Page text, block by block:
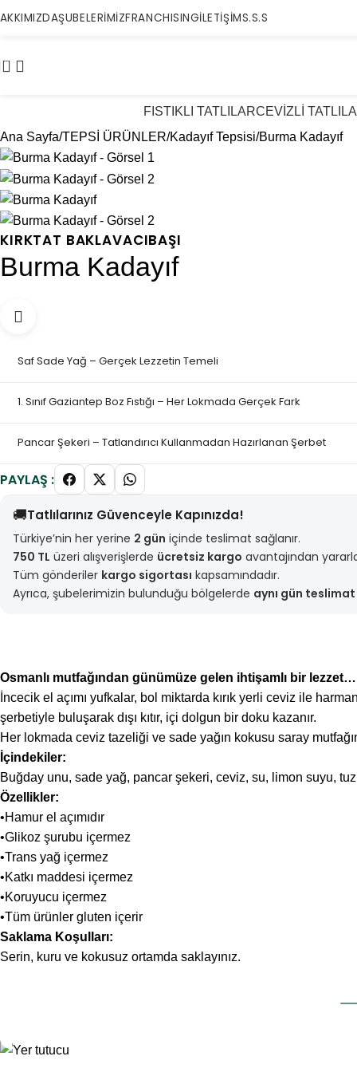
ŞUBELERİMİZFRANCHISINGİLETİŞİMS.S.S
0
FISTIKLI TATLILARCEVİZLİ
Ana Sayfa TEPSİ ÜRÜNLER Kadayıf Tepsisi Burma Kadayıf
KIRKTAT BAKLAVACIBAŞI
Burma Kadayıf
Saf Sade Yağ – Gerçek Lezzetin Temeli
1. Sınıf Gaziantep Boz Fıstığı – Her Lokmada Gerçek Fark
Pancar Şekeri – Tatlandırıcı Kullanmadan Hazırlanan Şerbet
PAYLAŞ :
🚚Tatlılarınız Güvenceyle Kapınızda!
Türkiye’nin her yerine 2 gün içinde teslimat sağlanır.
750 TL üzeri alışverişlerde ücretsiz kargo avantajından
Tüm gönderiler kargo sigortası kapsamındadır.
Ayrıca, şubelerimizin bulunduğu bölgelerde aynı gün teslimat
Osmanlı mutfağından günümüze gelen ihtişamlı bir lezzet…
İncecik el açımı yufkalar, bol miktarda kırık yerli ceviz ile
şerbetiyle buluşarak dışı kıtır, içi dolgun bir doku kazanır.
Her lokmada ceviz tazeliği ve sade yağın kokusu saray
İçindekiler:
Buğday unu, sade yağ, pancar şekeri, ceviz, su, limon suyu,
Özellikler:
•Hamur el açımıdır
•Glikoz şurubu içermez
•Trans yağ içermez
•Katkı maddesi içermez
•Koruyucu içermez
•Tüm ürünler gluten içerir
Saklama Koşulları:
Serin, kuru ve kokusuz ortamda saklayınız.